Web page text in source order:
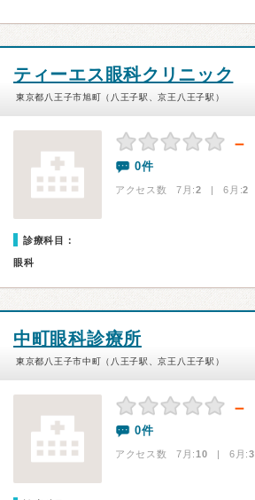
ティーエス眼科クリニック
東京都八王子市旭町（八王子駅、京王八王子駅）
－
0件
アクセス数 7月:2 | 6月:2
診療科目：
眼科
中町眼科診療所
東京都八王子市中町（八王子駅、京王八王子駅）
－
0件
アクセス数 7月:10 | 6月:3